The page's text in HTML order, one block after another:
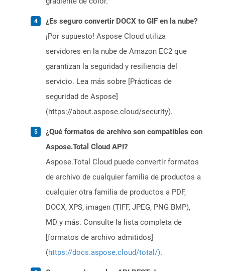
¿Es seguro convertir DOCX to GIF en la nube?
¡Por supuesto! Aspose Cloud utiliza
servidores en la nube de Amazon EC2 que
garantizan la seguridad y resiliencia del
servicio. Lea más sobre [Prácticas de
seguridad de Aspose]
(https://about.aspose.cloud/security).
¿Qué formatos de archivo son compatibles con
Aspose.Total Cloud API?
Aspose.Total Cloud puede convertir formatos
de archivo de cualquier familia de productos a
cualquier otra familia de productos a PDF,
DOCX, XPS, imagen (TIFF, JPEG, PNG BMP),
MD y más. Consulte la lista completa de
[formatos de archivo admitidos]
(https://docs.aspose.cloud/total/).